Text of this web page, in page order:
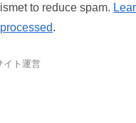
to reduce spam.
.
イト運営